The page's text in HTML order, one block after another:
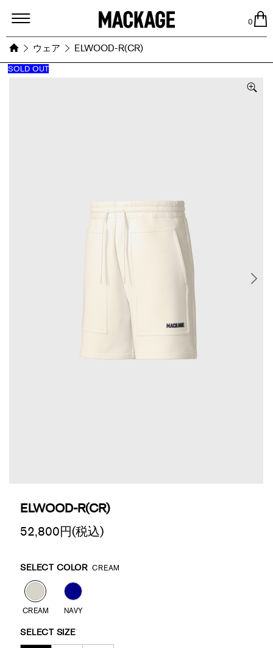
MACKAGE
0
ウェア ELWOOD-R(CR)
SOLD OUT
ELWOOD-R(CR)
52,800円(税込)
Variations
SELECT COLOR CREAM
CREAM NAVY
SELECT SIZE